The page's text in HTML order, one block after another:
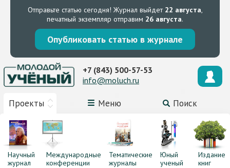
Отправьте статью сегодня! Журнал выйдет 22 августа,
печатный экземпляр отправим 26 августа.
Опубликовать статью в журнале
Проекты Меню Поиск
+7 (843) 500-57-53
info@moluch.ru
Научный
журнал
Международные
конференции
Тематические
журналы
Юный
ученый
Издание
книг